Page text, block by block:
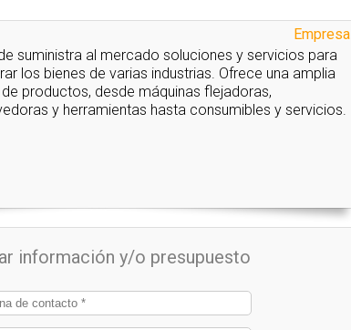
Empresa
suministra al mercado soluciones y servicios para
los bienes de varias industrias. Ofrece una amplia
productos, desde máquinas flejadoras,
y herramientas hasta consumibles y servicios.
información y/o presupuesto